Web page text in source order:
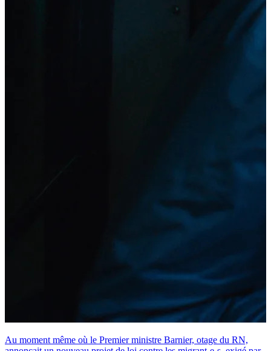
Au moment même où le Premier ministre Barnier, otage du RN,